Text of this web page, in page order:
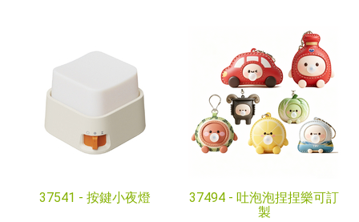
37541 - 按鍵小夜燈 37494 - 吐泡泡捏捏樂可訂
製